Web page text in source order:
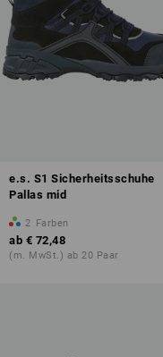
e.s. S1 Sicherheitsschuhe
Pallas mid
2 Farben
ab € 72,48
(m. MwSt.) ab 20 Paar